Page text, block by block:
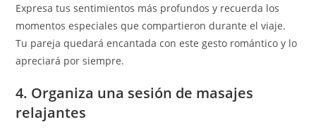
Expresa tus sentimientos más profundos y recuerda los
momentos especiales que compartieron durante el viaje.
Tu pareja quedará encantada con este gesto romántico y lo
apreciará por siempre.
4. Organiza una sesión de masajes
relajantes